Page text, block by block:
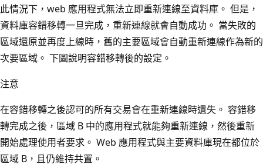
此情況下，web 應用程式無法立即重新連線至資料庫。 但是，
資料庫容錯移轉一旦完成，重新連線就會自動成功。 當失敗的
區域還原並再度上線時，舊的主要區域會自動重新連線作為新的
次要區域。 下圖說明容錯移轉後的設定。
注意
在容錯移轉之後認可的所有交易會在重新連線時遺失。 容錯移
轉完成之後，區域 B 中的應用程式就能夠重新連線，然後重新
開始處理使用者要求。 Web 應用程式與主要資料庫現在都位於
區域 B，且仍維持共置。